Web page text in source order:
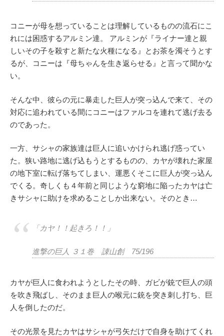
コニーが母を想っていることは理解しているものの流石にこ
れには困惑するアルミン達。 アルミンが『ライナー達と親
しいその子を殺すと新たな火種になる』とお茶を濁そうとす
るが、コニーは『母ちゃんを生き返らせる』と言って聞かな
い。
そんな中、彼らの元に暴走した巨人が突っ込んで来て、その
対応に追われている間にコニーはファルコを連れて逃げ去る
のであった。
一方、サシャの家族達は巨人に追いかけられ逃げ惑ってい
た。狭い路地に逃げ込もうとするものの、カヤが壊れた家屋
の地下室に転げ落ちてしまい、運悪くそこに巨人が突っ込ん
でくる。奇しくも４年前と同じような窮地に陥ったカヤは亡
きサシャに助けを求めることしか出来ない。そのとき…
「カヤ！！起きろ！！」
進撃の巨人 ３１巻 諌山創 75/196
カヤが巨人に食われようとしたその時、ガビが銃で巨人の頭
を吹き飛ばし、そのまま巨人の喉元に銃を突き刺し打ち、巨
人を倒したのだ。
その光景を見たカヤはサシャが弓矢だけで自身を助けてくれ